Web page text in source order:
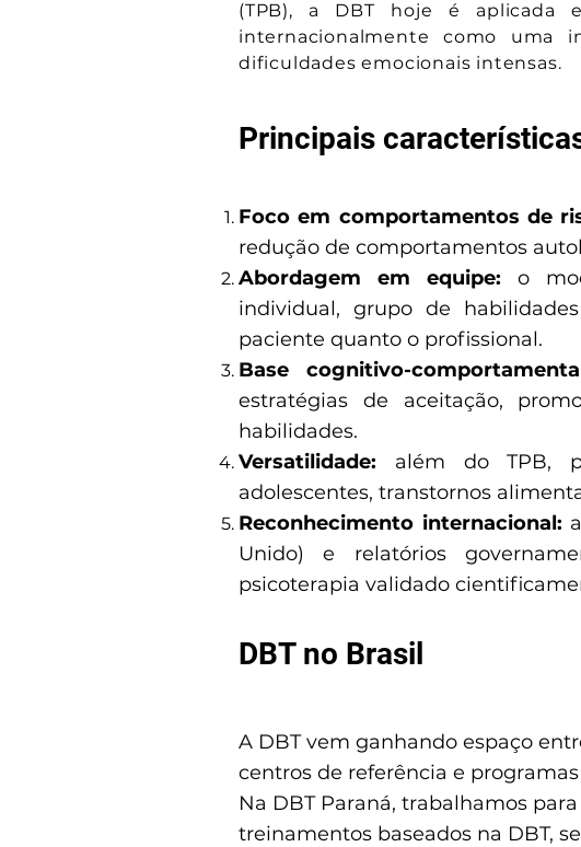
(TPB), a DBT hoje é aplicada
internacionalmente como uma
dificuldades emocionais intensas.
Principais
Foco em comportamentos de
redução de comportamentos
Abordagem em equipe: o
individual, grupo de
paciente quanto o profissional.
Base cognitivo-
estratégias de aceitação,
habilidades.
Versatilidade: além do TPB,
adolescentes, transtornos
Reconhecimento internacional:
Unido) e relatórios
psicoterapia validado
DBT no Brasil
A DBT vem ganhando espaço
centros de referência e
Na DBT Paraná, trabalhamos
treinamentos baseados na DBT,